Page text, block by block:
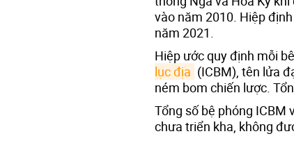
vào năm 2010. Hiệp
năm 2021.
Hiệp ước quy định mỗi
lục địa (ICBM), tên lửa
ném bom chiến lược.
Tổng số bệ phóng ICBM
chưa triển kha, không